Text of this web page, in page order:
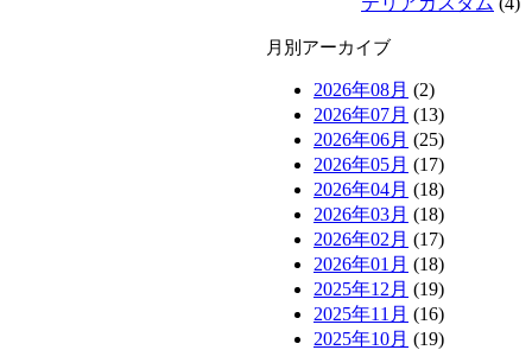
月別アーカイブ
2026年08月 (2)
2026年07月 (13)
2026年06月 (25)
2026年05月 (17)
2026年04月 (18)
2026年03月 (18)
2026年02月 (17)
2026年01月 (18)
2025年12月 (19)
2025年11月 (16)
2025年10月 (19)